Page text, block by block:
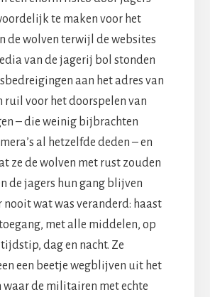
te maken voor het
de wolven terwijl de websites
van de jagerij bol stonden
aan het adres van
ruil voor het doorspelen van
– die weinig bijbrachten
al hetzelfde deden – en
ze de wolven met rust zouden
de jagers hun gang blijven
nooit wat was veranderd: haast
met alle middelen, op
dag en nacht. Ze
een beetje wegblijven uit het
waar de militairen met echte